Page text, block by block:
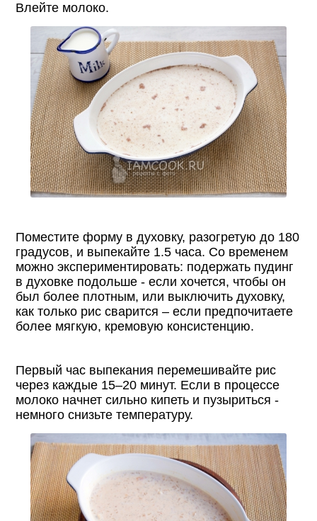
Влейте молоко.
Поместите форму в духовку, разогретую до 180
градусов, и выпекайте 1.5 часа. Со временем
можно экспериментировать: подержать пудинг
в духовке подольше - если хочется, чтобы он
был более плотным, или выключить духовку,
как только рис сварится – если предпочитаете
более мягкую, кремовую консистенцию.
Первый час выпекания перемешивайте рис
через каждые 15–20 минут. Если в процессе
молоко начнет сильно кипеть и пузыриться -
немного снизьте температуру.